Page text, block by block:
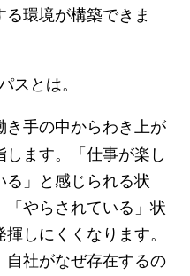
環境が構築できま
とは。
手の中からわき上が
ます。「仕事が楽し
」と感じられる状
やらされている」状
しにくくなります。
社がなぜ存在するの